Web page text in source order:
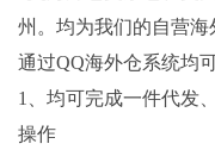
州。均为我们的自营海
通过QQ海外仓系统均
1、均可完成一件代发
操作